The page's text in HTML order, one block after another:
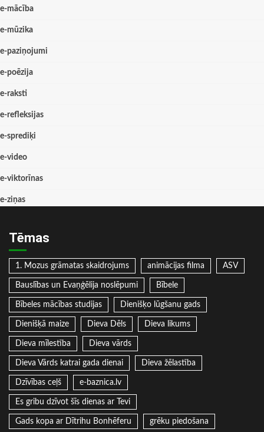
e-mācība
e-mūzika
e-paziņojumi
e-poēzija
e-raksti
e-refleksijas
e-sprediķi
e-video
e-viktorīnas
e-ziņas
Tēmas
1. Mozus grāmatas skaidrojums animācijas filma ASV
Bauslības un Evaņģēlija noslēpumi Bībele
Bībeles mācības studijas Dienišķo lūgšanu gads
Dienišķā maize Dieva Dēls Dieva likums
Dieva mīlestība Dieva vārds
Dieva Vārds katrai gada dienai Dieva žēlastība
Dzīvības ceļš e-baznica.lv
Es gribu dzīvot šīs dienas ar Tevi
Gads kopa ar Dītrihu Bonhēferu grēku piedošana